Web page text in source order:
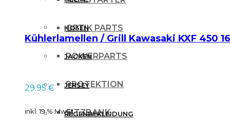
OPTIK PARTS
POWERPARTS
PROTEKTION
SITZBANK
HOSEN
JACKEN
JERSEY
REGENBEKLEIDUNG
können
der
Produktseite
werden
Kühlerlamellen / Grill Kawasaki KXF 450
29.95€
inkl. 19 % MwSt.